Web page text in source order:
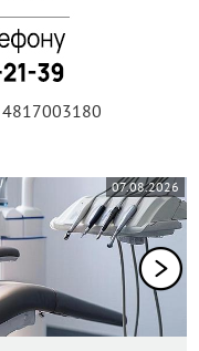
07.08.2026